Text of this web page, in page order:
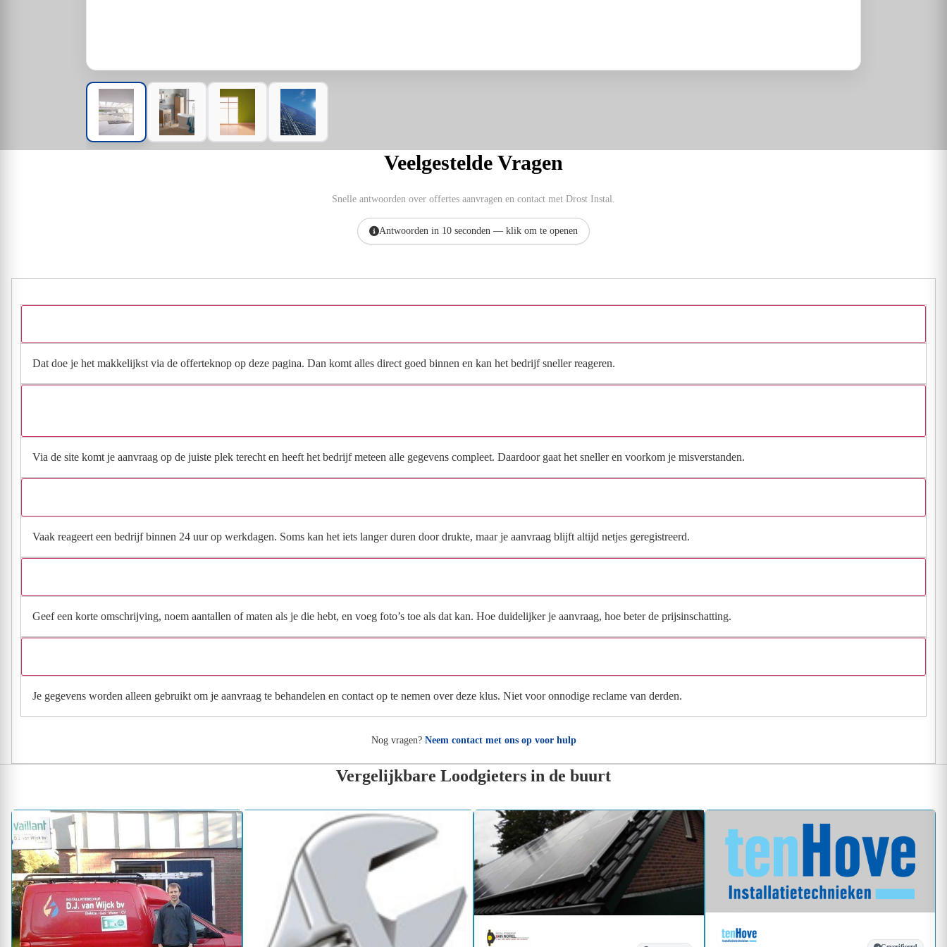
Veelgestelde Vragen
Snelle antwoorden over offertes aanvragen en contact met Drost Instal.
Antwoorden in 10 seconden — klik om te openen
Dat doe je het makkelijkst via de offerteknop op deze pagina. Dan komt alles direct goed binnen en kan het bedrijf sneller reageren.
Via de site komt je aanvraag op de juiste plek terecht en heeft het bedrijf meteen alle gegevens compleet. Daardoor gaat het sneller en voorkom je misverstanden.
Vaak reageert een bedrijf binnen 24 uur op werkdagen. Soms kan het iets langer duren door drukte, maar je aanvraag blijft altijd netjes geregistreerd.
Geef een korte omschrijving, noem aantallen of maten als je die hebt, en voeg foto’s toe als dat kan. Hoe duidelijker je aanvraag, hoe beter de prijsinschatting.
Je gegevens worden alleen gebruikt om je aanvraag te behandelen en contact op te nemen over deze klus. Niet voor onnodige reclame van derden.
Nog vragen? Neem contact met ons op voor hulp
Vergelijkbare Loodgieters in de buurt